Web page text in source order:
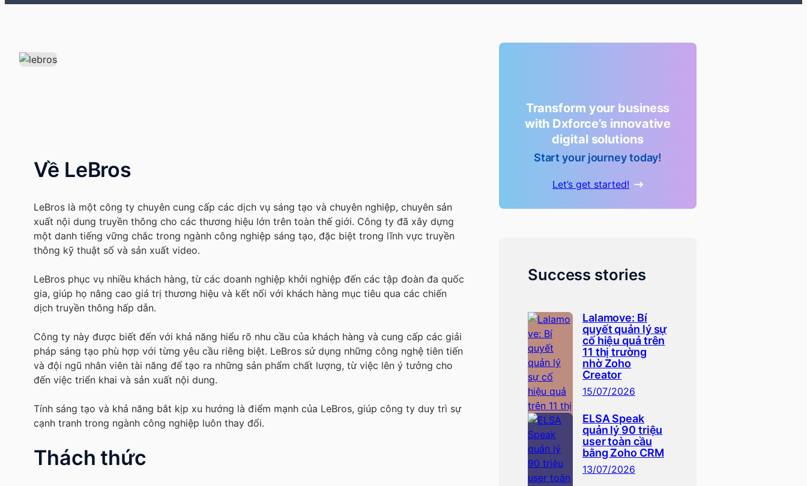
Về LeBros
LeBros là một công ty chuyên cung cấp các dịch vụ sáng tạo và chuyên nghiệp, chuyên sản
xuất nội dung truyền thông cho các thương hiệu lớn trên toàn thế giới. Công ty đã xây dựng
một danh tiếng vững chắc trong ngành công nghiệp sáng tạo, đặc biệt trong lĩnh vực truyền
thông kỹ thuật số và sản xuất video.
LeBros phục vụ nhiều khách hàng, từ các doanh nghiệp khởi nghiệp đến các tập đoàn đa quốc
gia, giúp họ nâng cao giá trị thương hiệu và kết nối với khách hàng mục tiêu qua các chiến
dịch truyền thông hấp dẫn.
Công ty này được biết đến với khả năng hiểu rõ nhu cầu của khách hàng và cung cấp các giải
pháp sáng tạo phù hợp với từng yêu cầu riêng biệt. LeBros sử dụng những công nghệ tiên tiến
và đội ngũ nhân viên tài năng để tạo ra những sản phẩm chất lượng, từ việc lên ý tưởng cho
đến việc triển khai và sản xuất nội dung.
Tính sáng tạo và khả năng bắt kịp xu hướng là điểm mạnh của LeBros, giúp công ty duy trì sự
cạnh tranh trong ngành công nghiệp luôn thay đổi.
Thách thức
Transform your business
with Dxforce’s innovative
digital solutions
Start your journey today!
Let’s get started!
Success stories
Lalamove: Bí
quyết quản lý sự
cố hiệu quả trên
11 thị trường
nhờ Zoho
Creator
15/07/2026
ELSA Speak
quản lý 90 triệu
user toàn cầu
bằng Zoho CRM
13/07/2026